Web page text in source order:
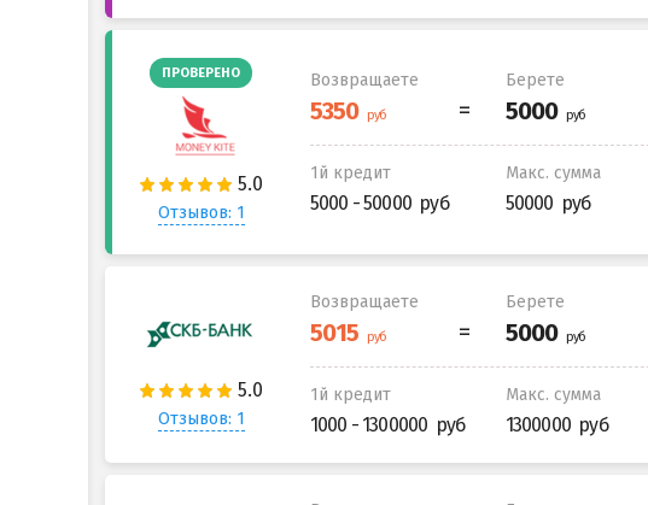
ПРОВЕРЕНО
Отзывов: 1
Возвращаете Берете
1й кредит
5000 - 50000
Макс. сумма
50000
Отзывов: 1
Возвращаете Берете
1й кредит
1000 - 1300000
Макс. сумма
1300000